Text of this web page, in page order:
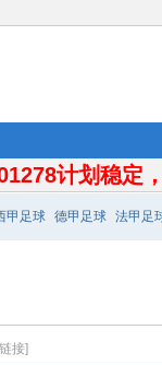
计划稳定
甲足球 德甲足球 法甲足
接]